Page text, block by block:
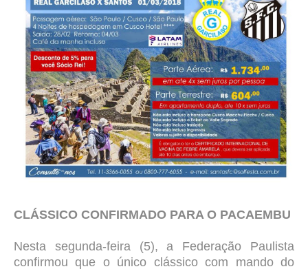
CLÁSSICO CONFIRMADO PARA O PACAEMBU
Nesta segunda-feira (5), a Federação Paulista
confirmou que o único clássico com mando do